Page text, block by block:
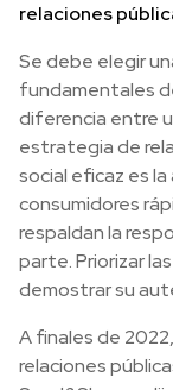
relaciones
Se debe elegir
fundamentales
diferencia entre
estrategia de
social eficaz es
consumidores
respaldan la
parte. Priorizar
demostrar su
A finales de
relaciones